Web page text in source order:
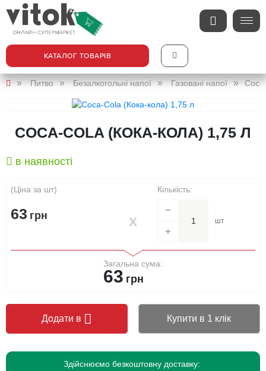
КАТАЛОГ ТОВАРІВ
Питво Безалкогольні напої Газовані напої
COCA-COLA (КОКА-КОЛА) 1,75 Л
в наявності
(Ціна за шт)
63 грн
Кількість:
шт
Загальна сума:
63 грн
Додати в Купити в 1 клік
Здійснюємо безкоштовну доставку: